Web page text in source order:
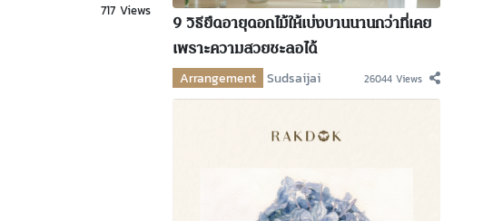
717 Views
9 วิธียืดอายุดอกไม้ให้เบ่งบานนานกว่าที่เคย
เพราะความสวยชะลอได้
Arrangement Sudsaijai 26044 Views